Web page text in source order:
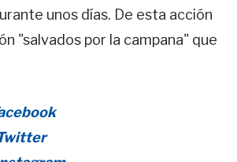
unos días. De esta acción
"salvados por la campana" que